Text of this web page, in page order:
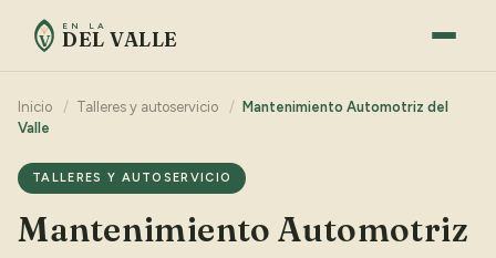
V
EN LA
DEL VALLE
Inicio / Talleres y autoservicio / Mantenimiento Automotriz del
Valle
TALLERES Y AUTOSERVICIO
Mantenimiento Automotriz